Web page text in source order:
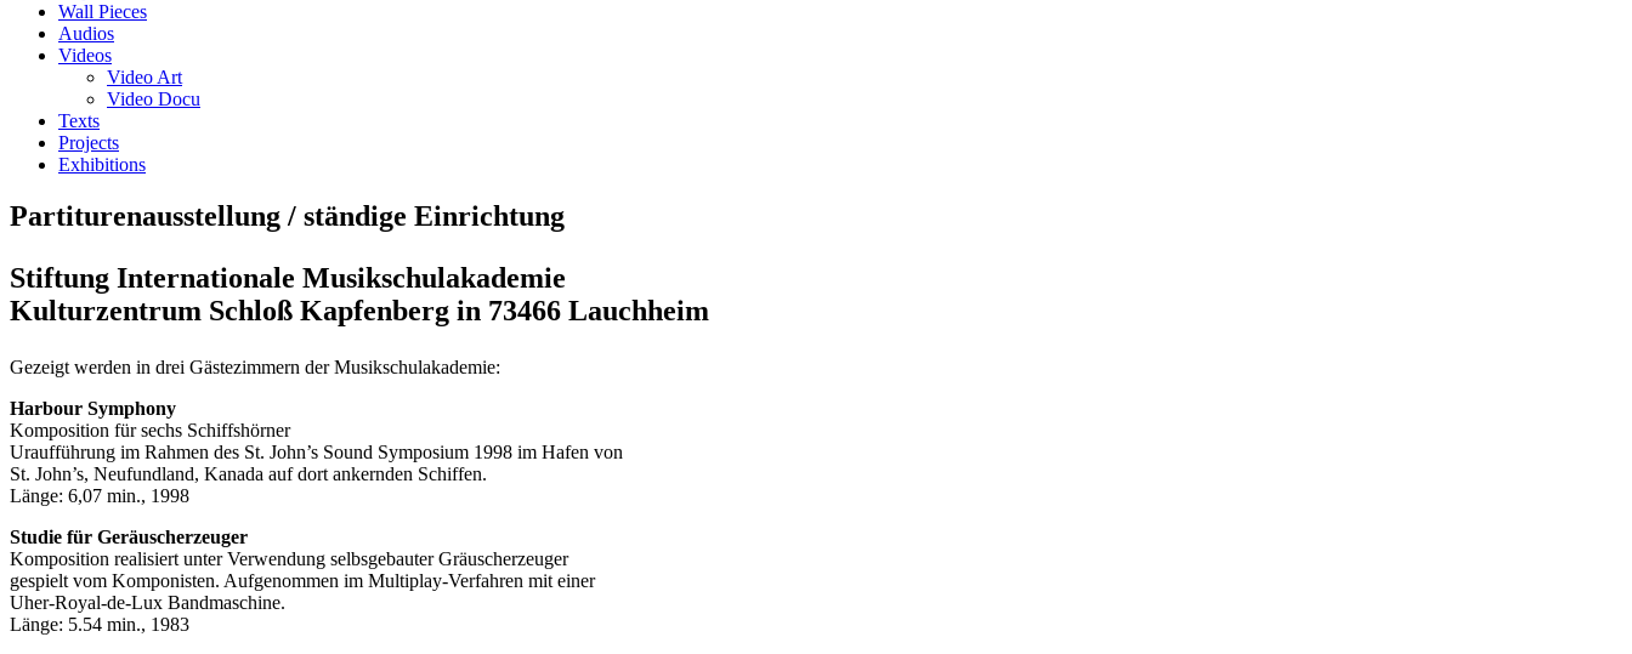
Wall Pieces
Audios
Videos
Video Art
Video Docu
Texts
Projects
Exhibitions
Partiturenausstellung / ständige Einrichtung
Stiftung Internationale Musikschulakademie
Kulturzentrum Schloß Kapfenberg in 73466 Lauchheim
Gezeigt werden in drei Gästezimmern der Musikschulakademie:
Harbour Symphony
Komposition für sechs Schiffshörner
Uraufführung im Rahmen des St. John’s Sound Symposium 1998 im Hafen von
St. John’s, Neufundland, Kanada auf dort ankernden Schiffen.
Länge: 6,07 min., 1998
Studie für Geräuscherzeuger
Komposition realisiert unter Verwendung selbsgebauter Gräuscherzeuger
gespielt vom Komponisten. Aufgenommen im Multiplay-Verfahren mit einer
Uher-Royal-de-Lux Bandmaschine.
Länge: 5.54 min., 1983